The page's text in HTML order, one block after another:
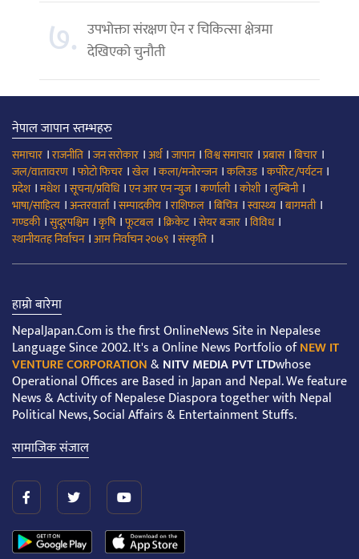
७. उपभोक्ता संरक्षण ऐन र चिकित्सा क्षेत्रमा
देखिएको चुनौती
नेपाल जापान स्तम्भहरु
समाचार ।राजनीति ।जन सरोकार ।अर्थ।जापान।विश्व समाचार ।प्रबास।बिचार ।
जल/वातावरण ।फोटो फिचर ।खेल ।कला/मनोरन्जन।कलिउड।कर्पोरेट/पर्यटन।
प्रदेश।मधेश।सूचना/प्रविधि।एन आर एन न्युज।कर्णाली।कोशी।लुम्बिनी।
भाषा/साहित्य ।अन्तरवार्ता।सम्पादकीय ।राशिफल ।बिचित्र।स्वास्थ्य ।बागमती।
गण्डकी।सुदूरपश्चिम ।कृषि।फूटबल ।क्रिकेट।सेयर बजार ।विविध।
स्थानीयतह निर्वाचन।आम निर्वाचन २०७९ ।संस्कृति ।
हाम्रो बारेमा
NepalJapan.Com is the first OnlineNews Site in Nepalese
Language Since 2002. It's a Online News Portfolio ofNEW IT
VENTURE CORPORATION&NITV MEDIA PVT LTDwhose
Operational Offices are Based in Japan and Nepal. We feature
News & Activity of Nepalese Diaspora together with Nepal
Political News, Social Affairs & Entertainment Stuffs.
सामाजिक संजाल